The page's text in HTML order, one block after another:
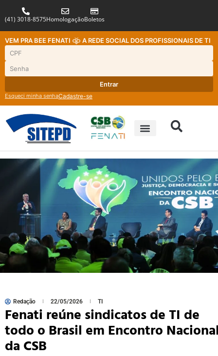
(41) 3018-8575HomologaçãoBoletos
VEM PRA BEE FENATI A REDE SOCIAL DOS PROFISSIONAIS DE TI
Entrar
Esqueci minha senhaCadastre-se
Redação 22/05/2026 TI
Fenati reúne sindicatos de TI de
todo o Brasil em Encontro
da CSB